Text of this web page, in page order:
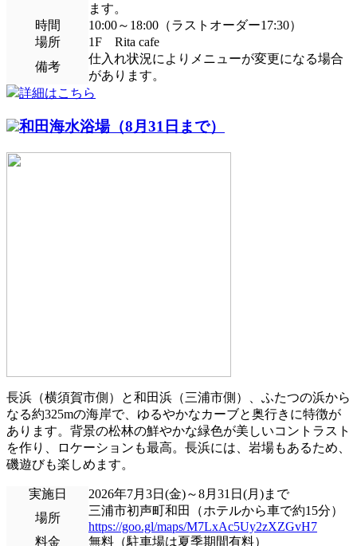
ます。
時間
10:00～18:00（ラストオーダー17:30）
場所
1F Rita cafe
備考
仕入れ状況によりメニューが変更になる場合
があります。
詳細はこちら
和田海水浴場（8月31日まで）
長浜（横須賀市側）と和田浜（三浦市側）、ふたつの浜から
なる約325mの海岸で、ゆるやかなカーブと奥行きに特徴が
あります。背景の松林の鮮やかな緑色が美しいコントラスト
を作り、ロケーションも最高。長浜には、岩場もあるため、
磯遊びも楽しめます。
実施日
2026年7月3日(金)～8月31日(月)まで
場所
三浦市初声町和田（ホテルから車で約15分）
https://goo.gl/maps/M7LxAc5Uy2zXZGvH7
料金
無料（駐車場は夏季期間有料）